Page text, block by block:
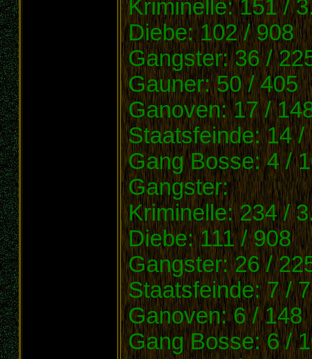
Kriminelle: 151 /
Diebe: 102 / 908
Gangster: 36 /
Gauner: 50 / 405
Ganoven: 17 /
Staatsfeinde: 14 /
Gang Bosse: 4 /
Gangster:
Kriminelle: 234 /
Diebe: 111 / 908
Gangster: 26 /
Staatsfeinde: 7 /
Ganoven: 6 / 148
Gang Bosse: 6 /